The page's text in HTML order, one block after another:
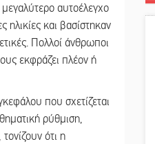
αυτοέλεγχο
και βασίστηκαν
Πολλοί άνθρωποι
εκφράζει πλέον ή
που σχετίζεται
ρύθμιση,
ότι η